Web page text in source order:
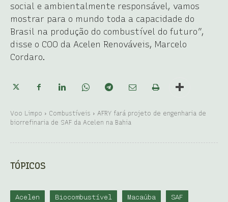
social e ambientalmente responsável, vamos
mostrar para o mundo toda a capacidade do
Brasil na produção do combustível do futuro”,
disse o COO da Acelen Renováveis, Marcelo
Cordaro.
Voo Limpo Combustíveis
AFRY fará projeto de engenharia de
biorrefinaria de SAF da Acelen na Bahia
TÓPICOS
Acelen Biocombustível Macaúba SAF